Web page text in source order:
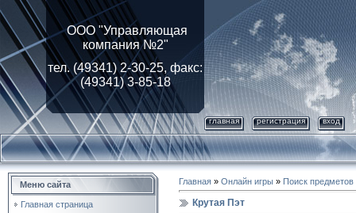
ООО "Управляющая
компания №2"
тел. (49341) 2-30-25, факс:
(49341) 3-85-18
главная регистрация вход
Меню сайта
Главная страница
Главная » Онлайн игры » Поиск предметов
Крутая Пэт